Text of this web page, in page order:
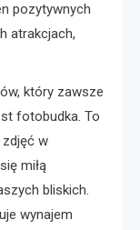
pozytywnych
atrakcjach,
który zawsze
fotobudka. To
w
miłą
bliskich.
wynajem